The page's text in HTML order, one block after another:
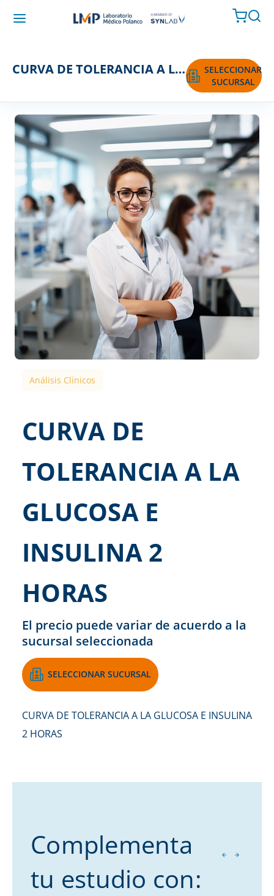
CURVA DE TOLERANCIA A LA GLUCOSA E INSULINA 2 HORAS
SELECCIONAR
SUCURSAL
Análisis Clínicos
CURVA DE
TOLERANCIA A LA
GLUCOSA E
INSULINA 2
HORAS
El precio puede variar de acuerdo a la
sucursal seleccionada
SELECCIONAR SUCURSAL
CURVA DE TOLERANCIA A LA GLUCOSA E INSULINA
2 HORAS
Complementa
tu estudio con: